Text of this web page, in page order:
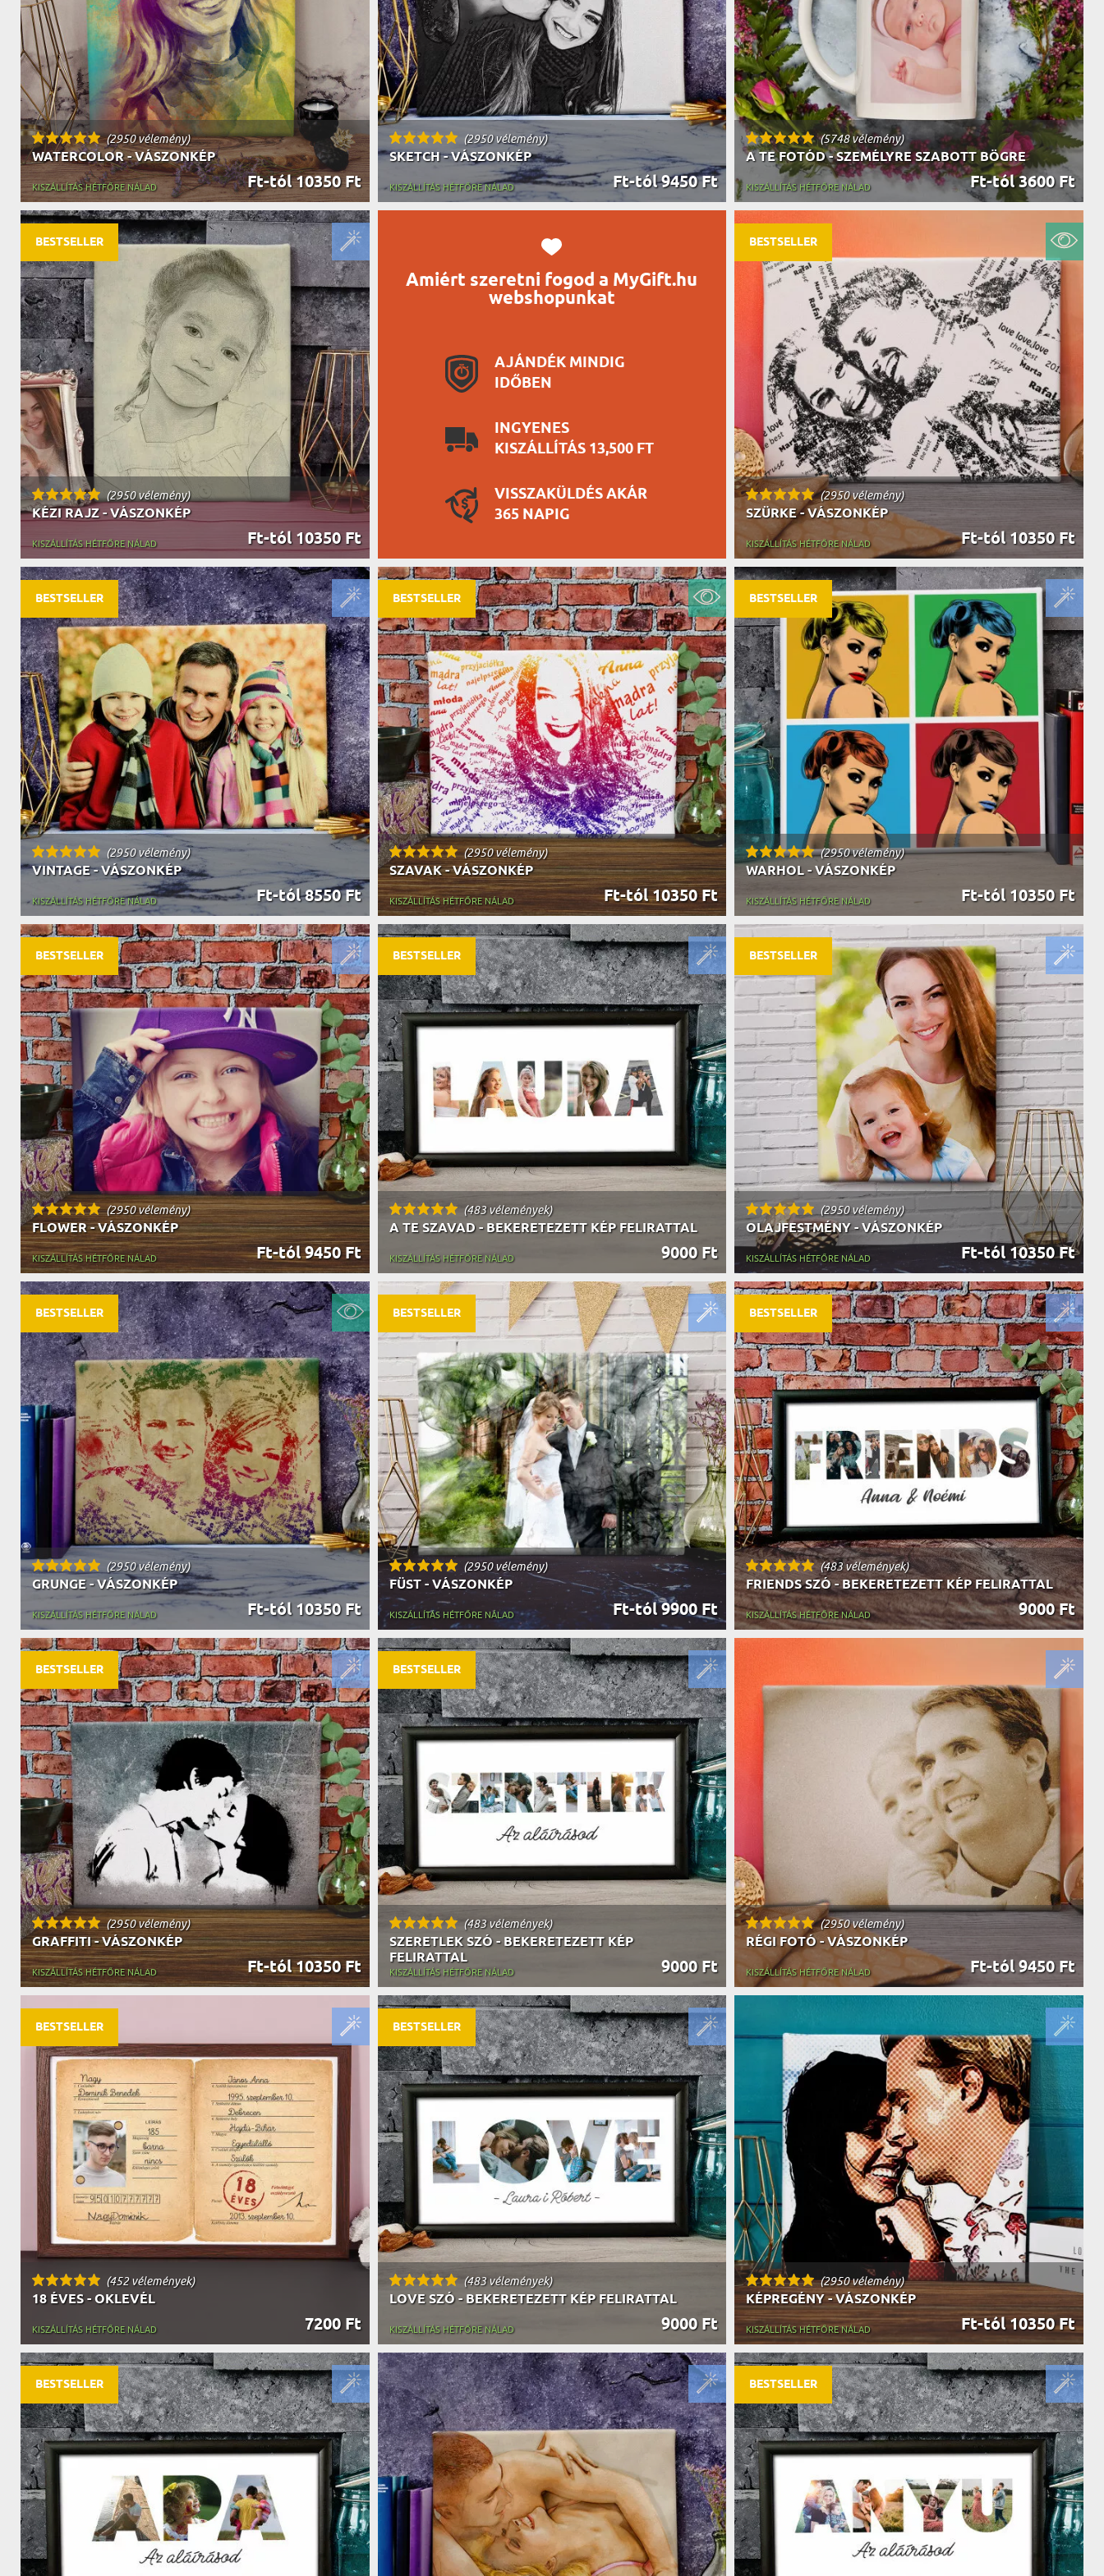
APÓSÉKNAK
UTAZÓNAK
BICIKLISTÁNAK
IDŐSEBBNEK
SPORTOLÓNAK
TŰZOLTÓNAK
FŐNÖKNEK
HORGÁSZNAK
VICCELŐDŐNEK
ÉLELMISZEREK
AZ AJÁNDÉK VONÁSAI
(2950 vélemény)
WATERCOLOR - VÁSZONKÉP
Ft-tól 10350 Ft
KISZÁLLÍTÁS HÉTFŐRE NÁLAD
(2950 vélemény)
SKETCH - VÁSZONKÉP
Ft-tól 9450 Ft
KISZÁLLÍTÁS HÉTFŐRE NÁLAD
Amiért szeretni fogod a MyGift.hu
webshopunkat
AJÁNDÉK MINDIG
IDŐBEN
INGYENES
KISZÁLLÍTÁS 13,500 FT
VISSZAKÜLDÉS AKÁR
365 NAPIG
(5748 vélemény)
A TE FOTÓD - SZEMÉLYRE SZABOTT BÖGRE
Ft-tól 3600 Ft
KISZÁLLÍTÁS HÉTFŐRE NÁLAD
(2950 vélemény)
KÉZI RAJZ - VÁSZONKÉP
Ft-tól 10350 Ft
KISZÁLLÍTÁS HÉTFŐRE NÁLAD
BESTSELLER
(2950 vélemény)
SZÜRKE - VÁSZONKÉP
Ft-tól 10350 Ft
KISZÁLLÍTÁS HÉTFŐRE NÁLAD
BESTSELLER
(2950 vélemény)
VINTAGE - VÁSZONKÉP
Ft-tól 8550 Ft
KISZÁLLÍTÁS HÉTFŐRE NÁLAD
BESTSELLER
(2950 vélemény)
SZAVAK - VÁSZONKÉP
Ft-tól 10350 Ft
KISZÁLLÍTÁS HÉTFŐRE NÁLAD
BESTSELLER
(483 vélemények)
A TE SZAVAD - BEKERETEZETT KÉP FELIRATTAL
9000 Ft
KISZÁLLÍTÁS HÉTFŐRE NÁLAD
BESTSELLER
(2950 vélemény)
WARHOL - VÁSZONKÉP
Ft-tól 10350 Ft
KISZÁLLÍTÁS HÉTFŐRE NÁLAD
BESTSELLER
(2950 vélemény)
FLOWER - VÁSZONKÉP
Ft-tól 9450 Ft
KISZÁLLÍTÁS HÉTFŐRE NÁLAD
BESTSELLER
(2950 vélemény)
OLAJFESTMÉNY - VÁSZONKÉP
Ft-tól 10350 Ft
KISZÁLLÍTÁS HÉTFŐRE NÁLAD
BESTSELLER
(2950 vélemény)
GRUNGE - VÁSZONKÉP
Ft-tól 10350 Ft
KISZÁLLÍTÁS HÉTFŐRE NÁLAD
BESTSELLER
(2950 vélemény)
FÜST - VÁSZONKÉP
Ft-tól 9900 Ft
KISZÁLLÍTÁS HÉTFŐRE NÁLAD
BESTSELLER
(483 vélemények)
SZERETLEK SZÓ - BEKERETEZETT KÉP
FELIRATTAL
9000 Ft
KISZÁLLÍTÁS HÉTFŐRE NÁLAD
BESTSELLER
(483 vélemények)
FRIENDS SZÓ - BEKERETEZETT KÉP FELIRATTAL
9000 Ft
KISZÁLLÍTÁS HÉTFŐRE NÁLAD
BESTSELLER
(2950 vélemény)
GRAFFITI - VÁSZONKÉP
Ft-tól 10350 Ft
KISZÁLLÍTÁS HÉTFŐRE NÁLAD
BESTSELLER
(2950 vélemény)
RÉGI FOTÓ - VÁSZONKÉP
Ft-tól 9450 Ft
KISZÁLLÍTÁS HÉTFŐRE NÁLAD
(452 vélemények)
18 ÉVES - OKLEVÉL
7200 Ft
KISZÁLLÍTÁS HÉTFŐRE NÁLAD
BESTSELLER
(483 vélemények)
LOVE SZÓ - BEKERETEZETT KÉP FELIRATTAL
9000 Ft
KISZÁLLÍTÁS HÉTFŐRE NÁLAD
BESTSELLER
(2950 vélemény)
KÉPREGÉNY - VÁSZONKÉP
Ft-tól 10350 Ft
KISZÁLLÍTÁS HÉTFŐRE NÁLAD
BESTSELLER BESTSELLER